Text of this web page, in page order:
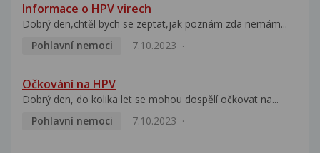
Informace o HPV virech
Dobrý den,chtěl bych se zeptat,jak poznám zda nemám...
Pohlavní nemoci
7.10.2023
Očkování na HPV
Dobrý den, do kolika let se mohou dospělí očkovat na...
Pohlavní nemoci
7.10.2023